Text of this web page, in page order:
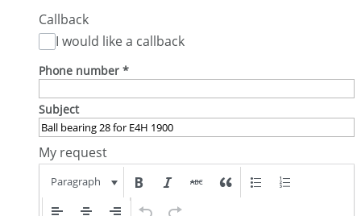
Callback
I would like a callback
Phone number *
Subject
My request
Paragraph